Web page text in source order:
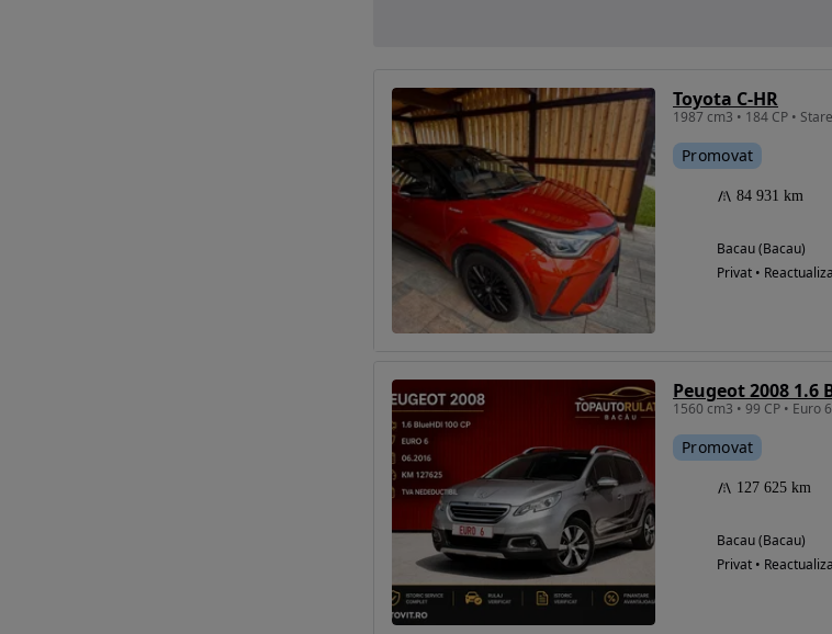
Toyota C-HR
1987 cm3 • 184 CP •
Promovat
84 931 km
Bacau (Bacau)
Privat •
Peugeot 2008 1.6
1560 cm3 • 99 CP •
Promovat
127 625 km
Bacau (Bacau)
Privat •